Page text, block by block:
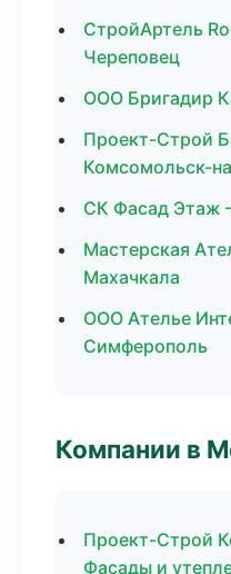
СтройАртель
Череповец
ООО Бригадир
Проект-Строй
Комсомольск-
СК Фасад Этаж
Мастерская
Махачкала
ООО Ателье
Симферополь
Компании в
Проект-Строй
Фасады и